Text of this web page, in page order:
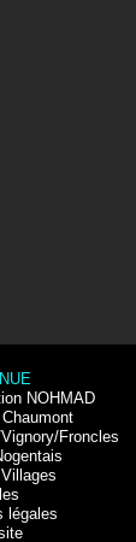
NOHMAD
Froncles
légales